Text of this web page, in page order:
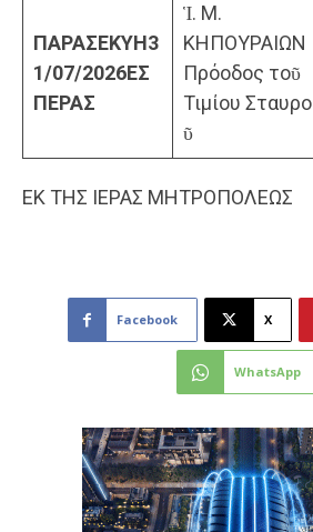
ΠΑΡΑΣΕΚΥΗ3
1/07/2026ΕΣ
ΠΕΡΑΣ
Ἱ. Μ.
ΚΗΠΟΥΡΑΙΩΝ
Πρόοδος τοῦ
Τιμίου Σταυρο
ῦ
ΕΚ ΤΗΣ ΙΕΡΑΣ ΜΗΤΡΟΠΟΛΕΩΣ
Facebook X
WhatsApp